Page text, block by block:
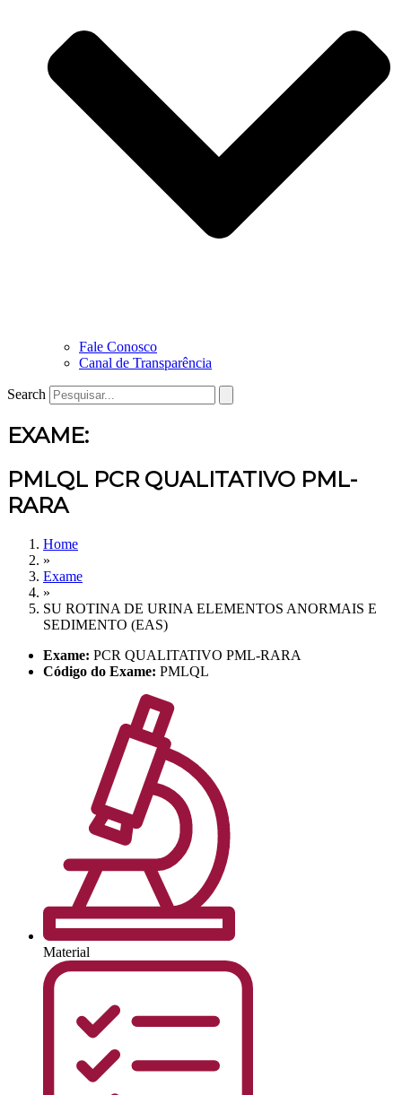
Fale Conosco
Canal de Transparência
Search
EXAME:
PMLQL PCR QUALITATIVO PML-
RARA
Home
»
Exame
»
SU ROTINA DE URINA ELEMENTOS ANORMAIS E
SEDIMENTO (EAS)
Exame: PCR QUALITATIVO PML-RARA
Código do Exame: PMLQL
Material